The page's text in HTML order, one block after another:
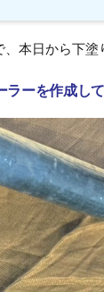
本日から下塗
ーを作成し